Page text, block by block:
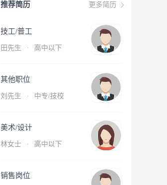
更多简历
推荐简历
技工/普工
田先生 · 高中以下
其他职位
刘先生 · 中专/技校
美术/设计
林女士 · 高中以下
销售岗位